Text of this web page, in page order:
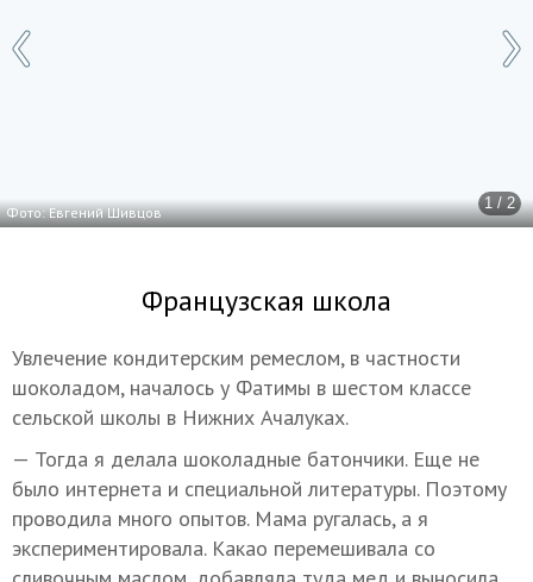
1 / 2
Фото: Евгений Шивцов
Французская школа
Увлечение кондитерским ремеслом, в частности
шоколадом, началось у Фатимы в шестом классе
сельской школы в Нижних Ачалуках.
— Тогда я делала шоколадные батончики. Еще не
было интернета и специальной литературы. Поэтому
проводила много опытов. Мама ругалась, а я
экспериментировала. Какао перемешивала со